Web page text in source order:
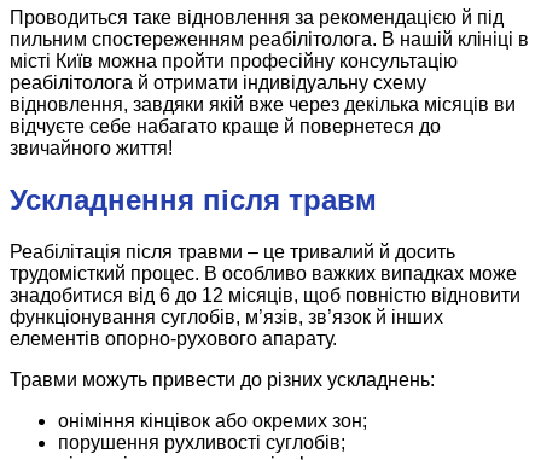
Проводиться таке відновлення за рекомендацією й під
пильним спостереженням реабілітолога. В нашій клініці в
місті Київ можна пройти професійну консультацію
реабілітолога й отримати індивідуальну схему
відновлення, завдяки якій вже через декілька місяців ви
відчуєте себе набагато краще й повернетеся до
звичайного життя!
Ускладнення після травм
Реабілітація після травми – це тривалий й досить
трудомісткий процес. В особливо важких випадках може
знадобитися від 6 до 12 місяців, щоб повністю відновити
функціонування суглобів, м’язів, зв’язок й інших
елементів опорно-рухового апарату.
Травми можуть привести до різних ускладнень:
оніміння кінцівок або окремих зон;
порушення рухливості суглобів;